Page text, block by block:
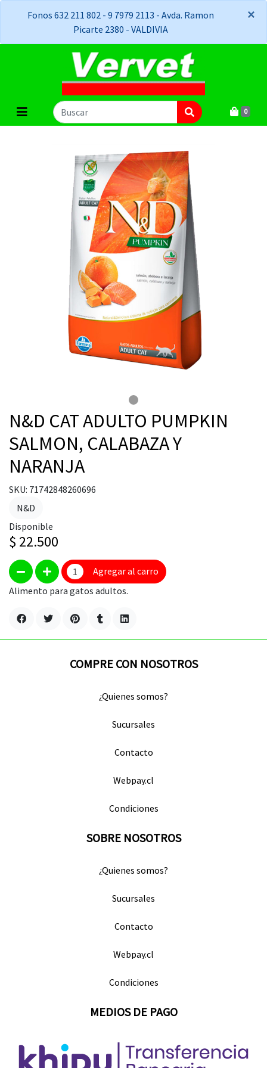
Fonos 632 211 802 - 9 7979 2113 - Avda. Ramon
Picarte 2380 - VALDIVIA
×
×
0
N&D CAT ADULTO PUMPKIN
SALMON, CALABAZA Y
NARANJA
SKU: 71742848260696
N&D
Disponible
$ 22.500
Agregar al carro
Alimento para gatos adultos.
COMPRE CON NOSOTROS
¿Quienes somos?
Sucursales
Contacto
Webpay.cl
Condiciones
SOBRE NOSOTROS
¿Quienes somos?
Sucursales
Contacto
Webpay.cl
Condiciones
MEDIOS DE PAGO